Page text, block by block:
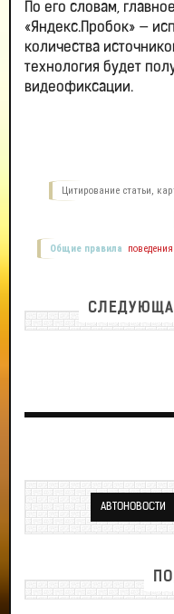
По его словам,
«Яндекс.Пробок» —
количества
технология будет
видеофиксации.
Цитирование статьи,
Общие правила
АВТОНОВОСТИ